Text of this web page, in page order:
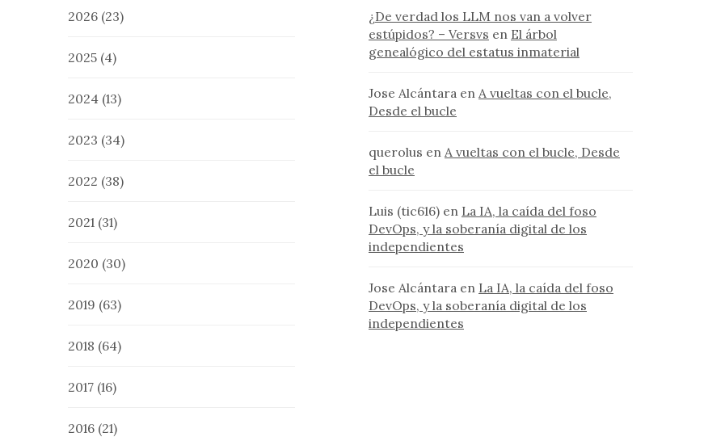
2026 (23)
2025 (4)
2024 (13)
2023 (34)
2022 (38)
2021 (31)
2020 (30)
2019 (63)
2018 (64)
2017 (16)
2016 (21)
¿De verdad los LLM nos van a volver
estúpidos? – Versvs en El árbol
genealógico del estatus inmaterial
Jose Alcántara en A vueltas con el bucle,
Desde el bucle
querolus en A vueltas con el bucle, Desde
el bucle
Luis (tic616) en La IA, la caída del foso
DevOps, y la soberanía digital de los
independientes
Jose Alcántara en La IA, la caída del foso
DevOps, y la soberanía digital de los
independientes